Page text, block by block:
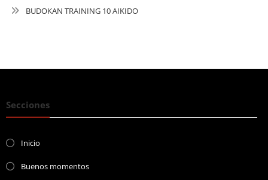
BUDOKAN TRAINING 10 AIKIDO
Secciones
Inicio
Buenos momentos